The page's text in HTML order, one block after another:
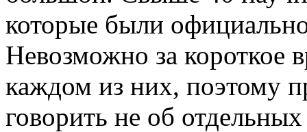
которые были
Невозможно за короткое
каждом из них, поэтому
говорить не об